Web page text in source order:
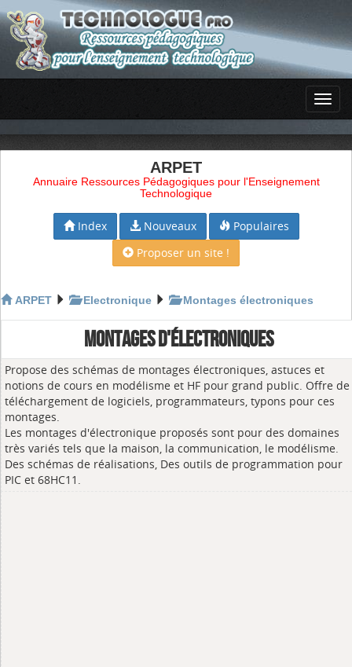
ARPET
Annuaire Ressources Pédagogiques pour l'Enseignement
Technologique
Index Nouveaux
Populaires
Proposer un site !
ARPET Electronique Montages électroniques
MONTAGES D'ÉLECTRONIQUES
Propose des schémas de montages électroniques, astuces et
notions de cours en modélisme et HF pour grand public. Offre de
téléchargement de logiciels, programmateurs, typons pour ces
montages.
Les montages d'électronique proposés sont pour des domaines
très variés tels que la maison, la communication, le modélisme.
Des schémas de réalisations, Des outils de programmation pour
PIC et 68HC11.